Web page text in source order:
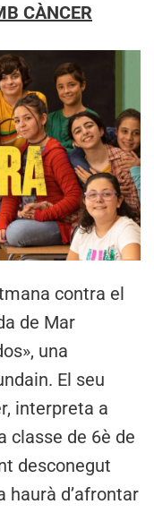
CÀNCER
contra el
de Mar
una
El seu
interpreta a
classe de 6è de
desconegut
haurà d’afrontar